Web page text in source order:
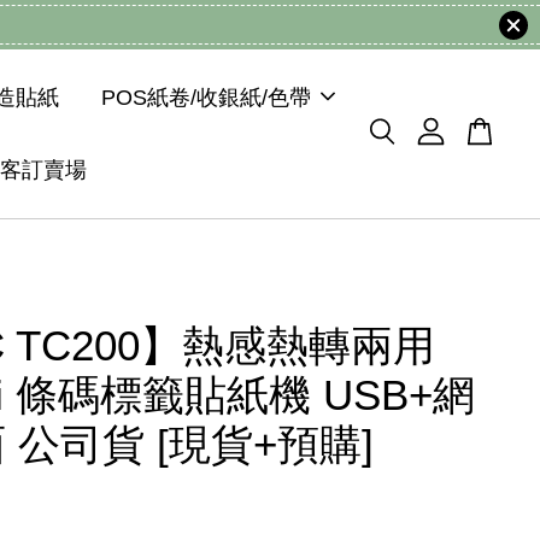
貼紙 POS紙卷/收銀紙/色帶
客訂賣場
TC200】熱感熱轉兩用
條碼標籤貼紙機 USB+網
公司貨 [現貨+預購]